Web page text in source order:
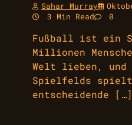
Sahar Murray
3 Min Read
0
Fußball ist ein
Millionen
Welt lieben,
Spielfelds
entscheidende […]